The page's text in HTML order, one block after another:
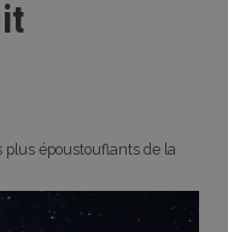
époustouflants de la